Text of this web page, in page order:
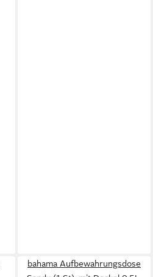
bahama Aufbewahrungsdose